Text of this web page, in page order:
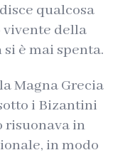
qualcosa
vivente della
è mai spenta.
Magna Grecia
i Bizantini
risuonava in
in modo